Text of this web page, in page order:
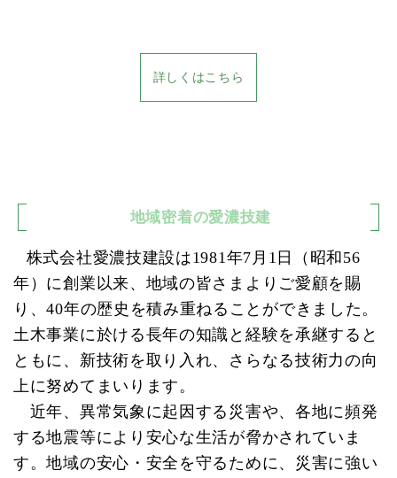
詳しくはこちら
地域密着の愛濃技建
株式会社愛濃技建設は1981年7月1日（昭和56
年）に創業以来、地域の皆さまよりご愛顧を賜
り、40年の歴史を積み重ねることができました。
土木事業に於ける長年の知識と経験を承継すると
ともに、新技術を取り入れ、さらなる技術力の向
上に努めてまいります。
近年、異常気象に起因する災害や、各地に頻発
する地震等により安心な生活が脅かされていま
す。地域の安心・安全を守るために、災害に強い